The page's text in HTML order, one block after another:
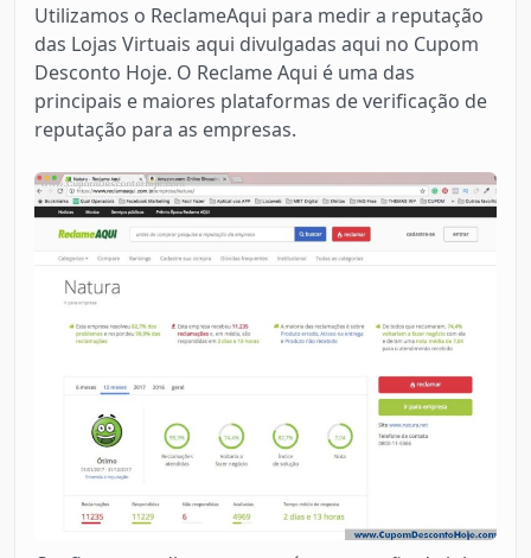
Utilizamos o ReclameAqui para medir a reputação
das Lojas Virtuais aqui divulgadas aqui no Cupom
Desconto Hoje. O Reclame Aqui é uma das
principais e maiores plataformas de verificação de
reputação para as empresas.